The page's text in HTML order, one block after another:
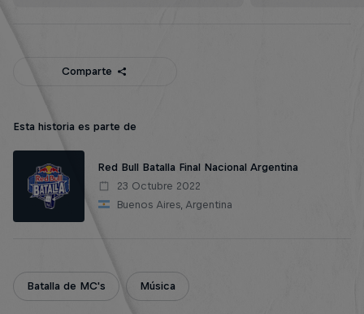
Comparte
Esta historia es parte de
Red Bull Batalla Final Nacional Argentina
23 Octubre 2022
Buenos Aires, Argentina
Batalla de MC's Música